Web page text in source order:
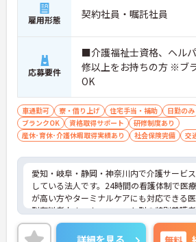
雇用形態 契約社員・嘱託社員
応募要件
■介護福祉士資格、ヘル
修以上をお持ちの方 ※ブ
OK
車通勤可 寮・借り上げ 住宅手当・補助 日勤のみ
ブランクOK
資格取得サポート
研修制度あり
産休･育休･介護休暇取得実績あり
社会保険完備 交
愛知・岐阜・静岡・神奈川内で介護サービ
している法人です。24時間の看護体制で医
が高い方やターミナルケアにも対応できる
型有料老人ホーム、ユニット型の特別養護
ムを運営しています。利用者様とスタッフ
も近く、一人ひとりに寄り添ったケアが実現